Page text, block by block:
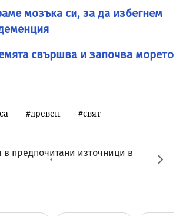
мозъка си, за да избегнем
свършва и започва морето
древен свят
в предпочитани източници в